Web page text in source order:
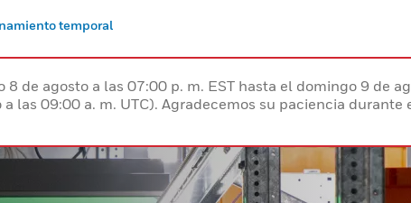
temporal
agosto a las 07:00 p. m. EST hasta el domingo 9 de
las 09:00 a. m. UTC). Agradecemos su paciencia durante